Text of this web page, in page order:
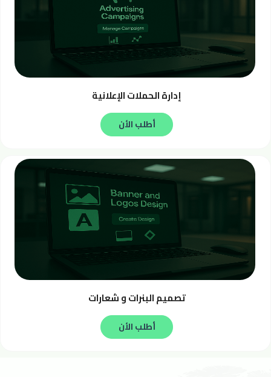
إدارة الحملات الإعلانية
أطلب الأن
تصميم البنرات و شعارات
أطلب الأن